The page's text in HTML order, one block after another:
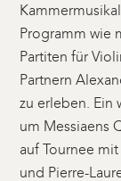
Programm wie
Partiten für
Partnern
zu erleben. Ein
um Messiaens
auf Tournee
und Pierre-